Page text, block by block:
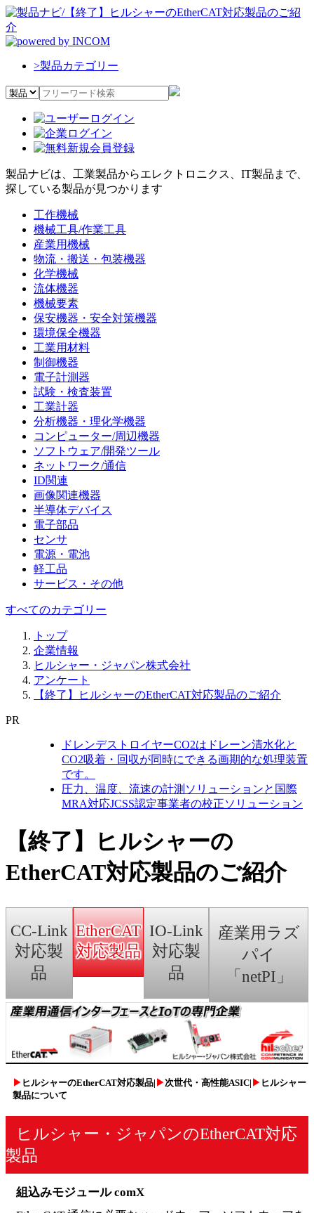
>製品カテゴリー
製品ナビは、工業製品からエレクトロニクス、IT製品まで、
探している製品が見つかります
工作機械
機械工具/作業工具
産業用機械
物流・搬送・包装機器
化学機械
流体機器
機械要素
保安機器・安全対策機器
環境保全機器
工業用材料
制御機器
電子計測器
試験・検査装置
工業計器
分析機器・理化学機器
コンピューター/周辺機器
ソフトウェア/開発ツール
ネットワーク/通信
ID関連
画像関連機器
半導体デバイス
電子部品
センサ
電源・電池
軽工品
サービス・その他
すべてのカテゴリー
トップ
企業情報
ヒルシャー・ジャパン株式会社
アンケート
【終了】ヒルシャーのEtherCAT対応製品のご紹介
PR
ドレンデストロイヤーCO2はドレーン清水化と
CO2吸着・回収が同時にできる画期的な処理装置
です。
圧力、温度、流速の計測ソリューションと国際
MRA対応JCSS認定事業者の校正ソリューション
【終了】ヒルシャーの
EtherCAT対応製品のご紹介
CC-Link
対応製
品
EtherCAT
対応製品
IO-Link
対応製
品
産業用ラズ
パイ
「netPI」
▶ ヒルシャーのEtherCAT対応製品| ▶次世代・高性能ASIC| ▶ ヒルシャー
製品について
ヒルシャー・ジャパンのEtherCAT対応
製品
組込みモジュール comX